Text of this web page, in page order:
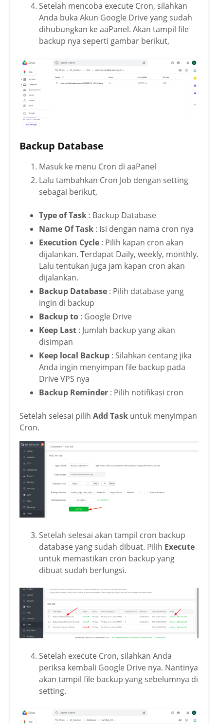
Setelah mencoba execute Cron, silahkan
Anda buka Akun Google Drive yang sudah
dihubungkan ke aaPanel. Akan tampil file
backup nya seperti gambar berikut,
Backup Database
Masuk ke menu Cron di aaPanel
Lalu tambahkan Cron Job dengan setting
sebagai berikut,
Type of Task : Backup Database
Name Of Task : Isi dengan nama cron nya
Execution Cycle : Pilih kapan cron akan
dijalankan. Terdapat Daily, weekly, monthly.
Lalu tentukan juga jam kapan cron akan
dijalankan.
Backup Database : Pilih database yang
ingin di backup
Backup to : Google Drive
Keep Last : Jumlah backup yang akan
disimpan
Keep local Backup : Silahkan centang jika
Anda ingin menyimpan file backup pada
Drive VPS nya
Backup Reminder : Pilih notifikasi cron
Setelah selesai pilih Add Task untuk menyimpan
Cron.
Setelah selesai akan tampil cron backup
database yang sudah dibuat. Pilih Execute
untuk memastikan cron backup yang
dibuat sudah berfungsi.
Setelah execute Cron, silahkan Anda
periksa kembali Google Drive nya. Nantinya
akan tampil file backup yang sebelumnya di
setting.